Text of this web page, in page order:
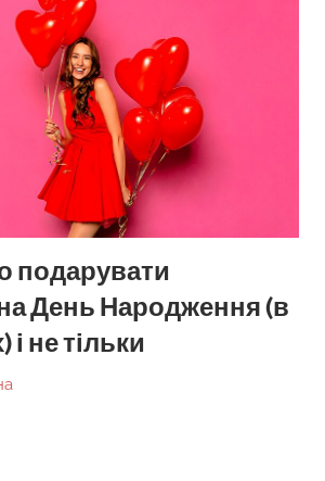
подарувати
День Народження (в
не тільки